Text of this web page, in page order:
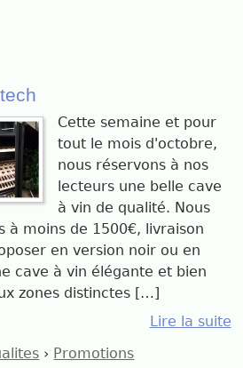
Cette semaine et pour
tout le mois d'octobre,
nous réservons à nos
lecteurs une belle cave
à vin de qualité. Nous
à moins de 1500€, livraison
en version noir ou en
cave à vin élégante et bien
zones distinctes […]
Lire la suite
› Promotions